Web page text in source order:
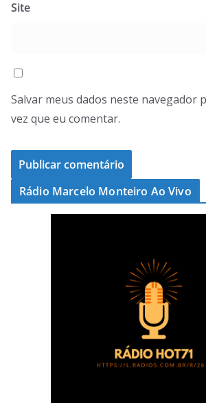
Site
Salvar meus dados neste navegador
vez que eu comentar.
Rádio Marcelo Monteiro Ao Vivo